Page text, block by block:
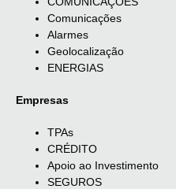
Comunicações
Alarmes
Geolocalização
ENERGIAS
Empresas
TPAs
CRÉDITO
Apoio ao Investimento
SEGUROS